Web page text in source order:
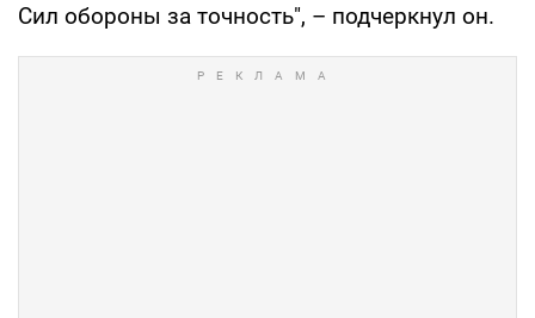
Сил обороны за точность", – подчеркнул он.